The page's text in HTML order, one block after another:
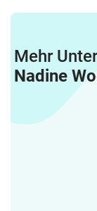
Mehr
Nadine